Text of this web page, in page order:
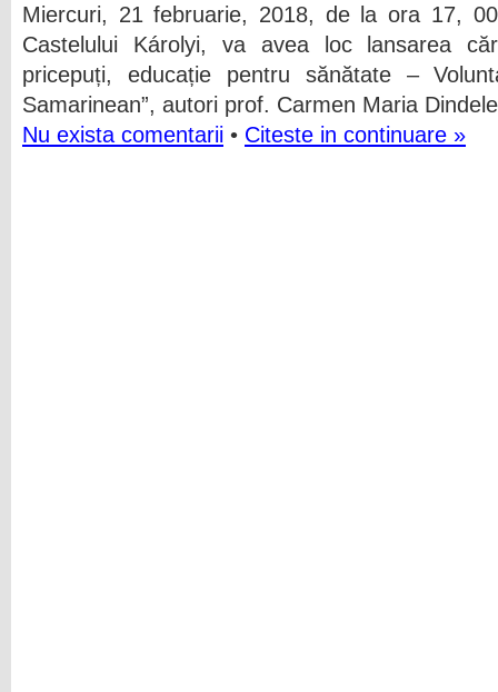
Miercuri, 21 februarie, 2018, de la ora 17,
Castelului Károlyi, va avea loc lansarea
pricepuți, educație pentru sănătate –
Samarinean”, autori prof. Carmen Maria
Nu exista comentarii • Citeste in continuare »